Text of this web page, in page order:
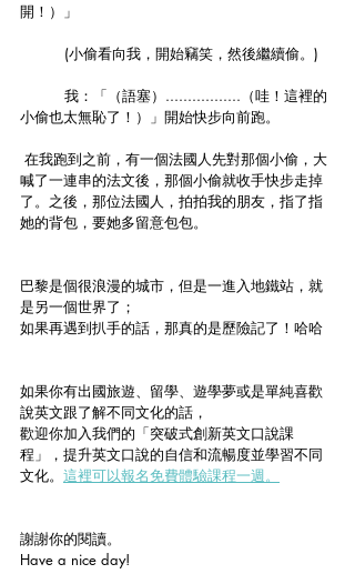
開！）」
	(小偷看向我，開始竊笑，然後繼續偷。)
小偷也太無恥了！）」開始快步向前跑。
喊了一連串的法文後，那個小偷就收手快步走掉
了。之後，那位法國人，拍拍我的朋友，指了指
她的背包，要她多留意包包。
巴黎是個很浪漫的城市，但是一進入地鐵站，就
是另一個世界了；
如果再遇到扒手的話，那真的是歷險記了！哈哈
如果你有出國旅遊、留學、遊學夢或是單純喜歡
說英文跟了解不同文化的話，
歡迎你加入我們的「突破式創新英文口說課
程」，提升英文口說的自信和流暢度並學習不同
文化。 這裡可以報名免費體驗課程一週。
謝謝你的閱讀。
Have a nice day!